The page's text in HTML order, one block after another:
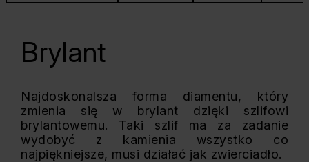
Brylant
Najdoskonalsza forma diamentu, który
zmienia się w brylant dzięki szlifowi
brylantowemu. Taki szlif ma za zadanie
wydobyć z kamienia wszystko co
najpiękniejsze, musi działać jak zwierciadło.